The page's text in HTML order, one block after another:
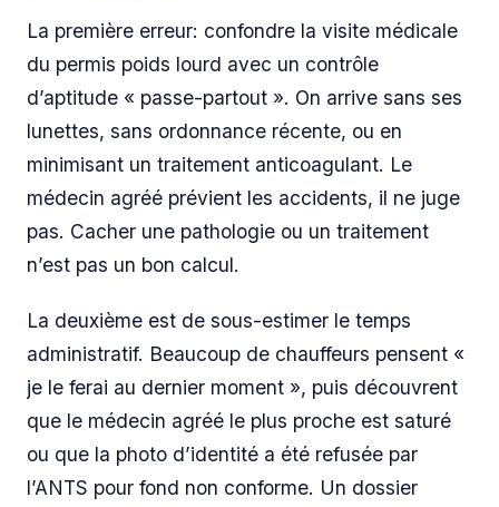
La première erreur: confondre la visite médicale
du permis poids lourd avec un contrôle
d’aptitude « passe-partout ». On arrive sans ses
lunettes, sans ordonnance récente, ou en
minimisant un traitement anticoagulant. Le
médecin agréé prévient les accidents, il ne juge
pas. Cacher une pathologie ou un traitement
n’est pas un bon calcul.
La deuxième est de sous-estimer le temps
administratif. Beaucoup de chauffeurs pensent «
je le ferai au dernier moment », puis découvrent
que le médecin agréé le plus proche est saturé
ou que la photo d’identité a été refusée par
l’ANTS pour fond non conforme. Un dossier